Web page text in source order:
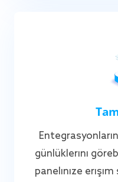
günlüklerini
panelinize erişim